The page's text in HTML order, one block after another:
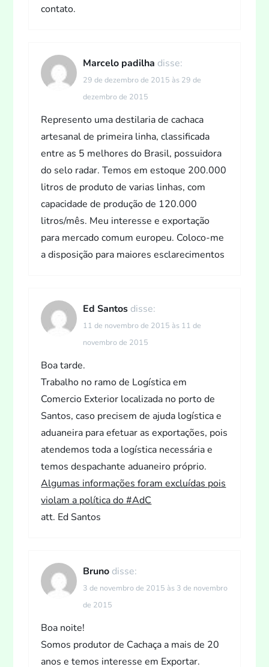
contato.
Marcelo padilha disse:
29 de dezembro de 2015 às 29 de
dezembro de 2015
Represento uma destilaria de cachaca
artesanal de primeira linha, classificada
entre as 5 melhores do Brasil, possuidora
do selo radar. Temos em estoque 200.000
litros de produto de varias linhas, com
capacidade de produção de 120.000
litros/mês. Meu interesse e exportação
para mercado comum europeu. Coloco-me
a disposição para maiores esclarecimentos
Ed Santos disse:
11 de novembro de 2015 às 11 de
novembro de 2015
Boa tarde.
Trabalho no ramo de Logística em
Comercio Exterior localizada no porto de
Santos, caso precisem de ajuda logística e
aduaneira para efetuar as exportações, pois
atendemos toda a logística necessária e
temos despachante aduaneiro próprio.
Algumas informações foram excluídas pois
violam a política do #AdC
att. Ed Santos
Bruno disse:
3 de novembro de 2015 às 3 de novembro
de 2015
Boa noite!
Somos produtor de Cachaça a mais de 20
anos e temos interesse em Exportar.